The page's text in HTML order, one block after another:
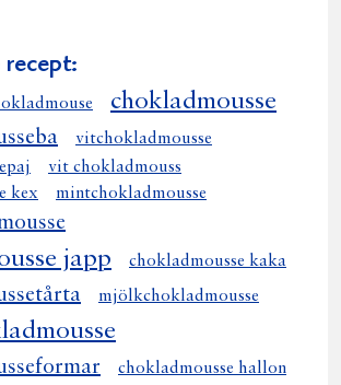
recept:
chokladmousse
vitchokladmousse
vit chokladmouss
kex
mintchokladmousse
japp chokladmousse kaka
mjölkchokladmousse
chokladmousse hallon